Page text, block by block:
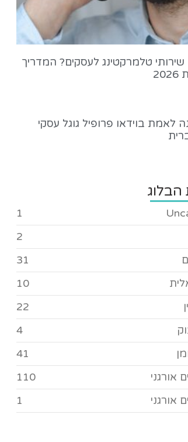
שירותי טלמרקטינג לעסקים? המדריך
לאמת בוידאו פרופיל גוגל עסקי
הבלוג
1
2
31
10
22
4
41
אורגני
110
אורגני
1